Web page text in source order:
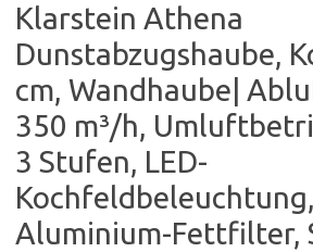
Klarstein Athena
Dunstabzugshaube,
cm, Wandhaube|
350 m³/h,
3 Stufen, LED-
Kochfeldbeleuchtung,
Aluminium-Fettfilter,